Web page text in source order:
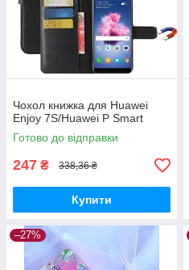
Чохол книжка для Huawei
Enjoy 7S/Huawei P Smart
Готово до відправки
247 ₴ 338,36 ₴
Купити
–27%